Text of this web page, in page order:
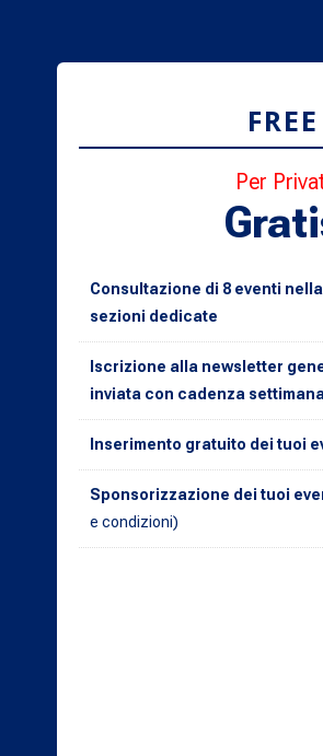
FREE
Per
Consultazione di 8 eventi
sezioni dedicate
Iscrizione alla newsletter
inviata con cadenza
Inserimento gratuito dei tuoi
Sponsorizzazione dei tuoi
e condizioni)